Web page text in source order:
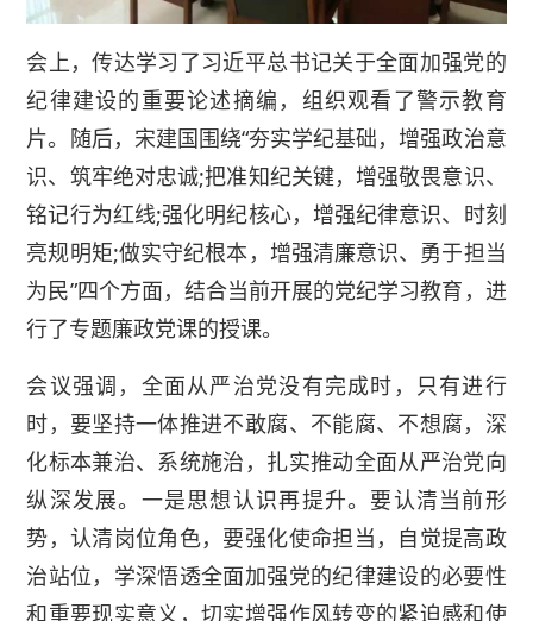
会上，传达学习了习近平总书记关于全面加强党的
纪律建设的重要论述摘编，组织观看了警示教育
片。随后，宋建国围绕“夯实学纪基础，增强政治意
识、筑牢绝对忠诚;把准知纪关键，增强敬畏意识、
铭记行为红线;强化明纪核心，增强纪律意识、时刻
亮规明矩;做实守纪根本，增强清廉意识、勇于担当
为民”四个方面，结合当前开展的党纪学习教育，进
行了专题廉政党课的授课。
会议强调，全面从严治党没有完成时，只有进行
时，要坚持一体推进不敢腐、不能腐、不想腐，深
化标本兼治、系统施治，扎实推动全面从严治党向
纵深发展。一是思想认识再提升。要认清当前形
势，认清岗位角色，要强化使命担当，自觉提高政
治站位，学深悟透全面加强党的纪律建设的必要性
和重要现实意义，切实增强作风转变的紧迫感和使